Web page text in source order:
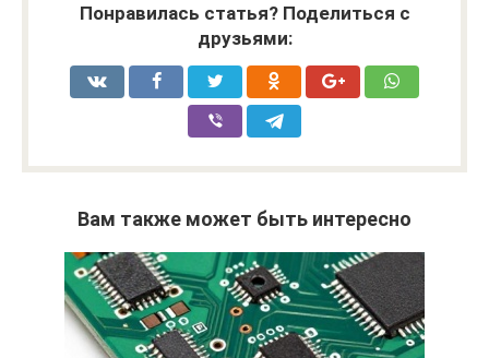
Понравилась статья? Поделиться с
друзьями:
Вам также может быть интересно